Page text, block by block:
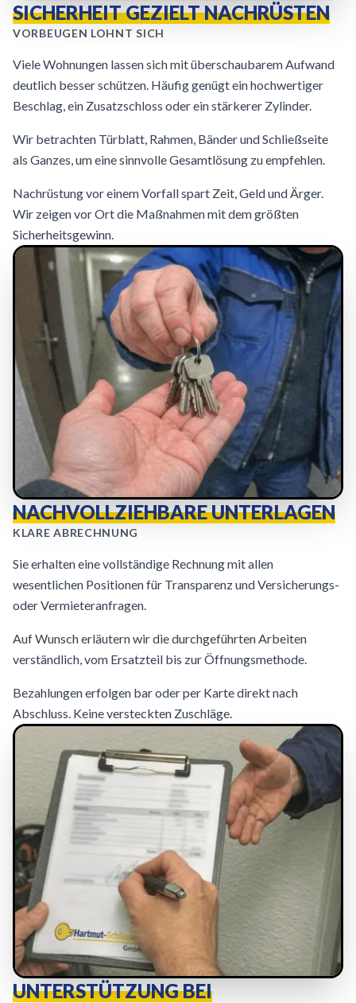
SICHERHEIT GEZIELT NACHRÜSTEN
VORBEUGEN LOHNT SICH
Viele Wohnungen lassen sich mit überschaubarem Aufwand
deutlich besser schützen. Häufig genügt ein hochwertiger
Beschlag, ein Zusatzschloss oder ein stärkerer Zylinder.
Wir betrachten Türblatt, Rahmen, Bänder und Schließseite
als Ganzes, um eine sinnvolle Gesamtlösung zu empfehlen.
Nachrüstung vor einem Vorfall spart Zeit, Geld und Ärger.
Wir zeigen vor Ort die Maßnahmen mit dem größten
Sicherheitsgewinn.
NACHVOLLZIEHBARE UNTERLAGEN
KLARE ABRECHNUNG
Sie erhalten eine vollständige Rechnung mit allen
wesentlichen Positionen für Transparenz und Versicherungs-
oder Vermieteranfragen.
Auf Wunsch erläutern wir die durchgeführten Arbeiten
verständlich, vom Ersatzteil bis zur Öffnungsmethode.
Bezahlungen erfolgen bar oder per Karte direkt nach
Abschluss. Keine versteckten Zuschläge.
UNTERSTÜTZUNG BEI